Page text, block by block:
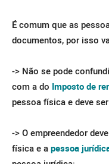
É comum que as
documentos, por isso
-> Não se pode
com a do Imposto de
pessoa física e deve
-> O empreendedor
física e a pessoa